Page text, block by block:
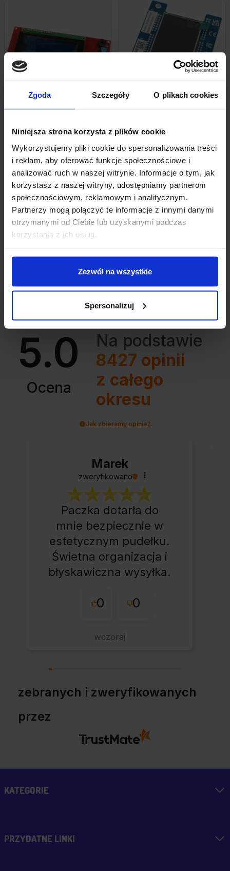
Zgoda Szczegóły O plikach cookies
Niniejsza strona korzysta z plików cookie
Wykorzystujemy pliki cookie do spersonalizowania treści
i reklam, aby oferować funkcje społecznościowe i
analizować ruch w naszej witrynie. Informacje o tym, jak
korzystasz z naszej witryny, udostępniamy partnerom
społecznościowym, reklamowym i analitycznym.
Partnerzy mogą połączyć te informacje z innymi danymi
otrzymanymi od Ciebie lub uzyskanymi podczas
korzystania z ich usług.
Zezwól na wszystkie
Spersonalizuj
Chwilowy brak zapasu
zł
Powiadom mnie
Chwilowy brak zapasu
Powiadom mnie
5.0
Ocena
Na podstawie
8427 opinii
z całego
okresu
Jak zbieramy opinie?
Marek
zweryfikowano
Paczka dotarła do
mnie bezpiecznie w
estetycznym pudełku.
Świetna organizacja i
błyskawiczna wysyłka.
sklepu nie pierwszy
wszystko perfekt.
0 0
wczoraj
zebranych i zweryfikowanych
przez
KATEGORIE
PRZYDATNE LINKI